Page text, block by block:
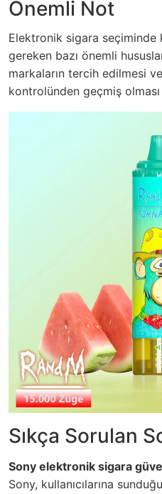
Önemli Not
Elektronik sigara seçiminde
gereken bazı önemli
markaların tercih edilmesi
kontrolünden geçmiş
Sıkça Sorulan
Sony elektronik sigara
Sony, kullanıcılarına